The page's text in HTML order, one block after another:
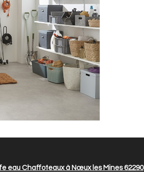
eau Chaffoteaux à Nœux les Mines 62290